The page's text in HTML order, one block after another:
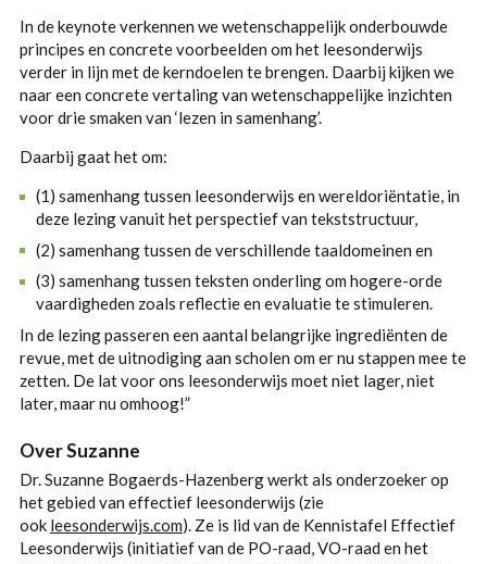
In de keynote verkennen we wetenschappelijk onderbouwde
principes en concrete voorbeelden om het leesonderwijs
verder in lijn met de kerndoelen te brengen. Daarbij kijken we
naar een concrete vertaling van wetenschappelijke inzichten
voor drie smaken van ‘lezen in samenhang’.
Daarbij gaat het om:
(1) samenhang tussen leesonderwijs en wereldoriëntatie, in
deze lezing vanuit het perspectief van tekststructuur,
(2) samenhang tussen de verschillende taaldomeinen en
(3) samenhang tussen teksten onderling om hogere-orde
vaardigheden zoals reflectie en evaluatie te stimuleren.
In de lezing passeren een aantal belangrijke ingrediënten de
revue, met de uitnodiging aan scholen om er nu stappen mee te
zetten. De lat voor ons leesonderwijs moet niet lager, niet
later, maar nu omhoog!”
Over Suzanne
Dr. Suzanne Bogaerds-Hazenberg werkt als onderzoeker op
het gebied van effectief leesonderwijs (zie
ook leesonderwijs.com). Ze is lid van de Kennistafel Effectief
Leesonderwijs (initiatief van de PO-raad, VO-raad en het